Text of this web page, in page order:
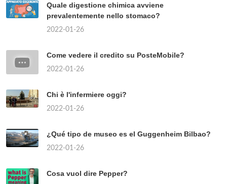
Quale digestione chimica avviene
prevalentemente nello stomaco?
2022-01-26
Come vedere il credito su PosteMobile?
2022-01-26
Chi è l'infermiere oggi?
2022-01-26
¿Qué tipo de museo es el Guggenheim Bilbao?
2022-01-26
Cosa vuol dire Pepper?